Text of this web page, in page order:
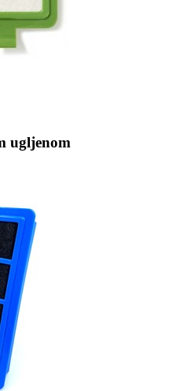
ugljenom